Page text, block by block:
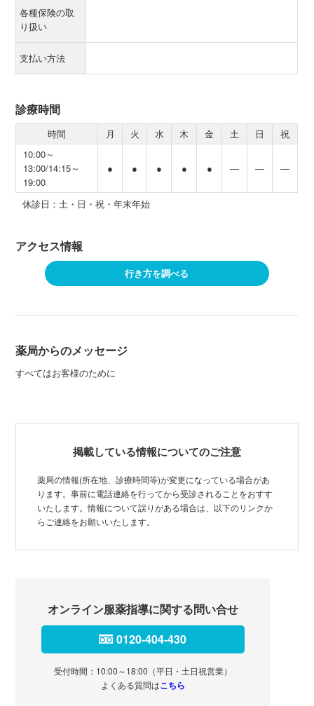
各種保険の取
り扱い
支払い方法
診療時間
時間 月 火 水 木 金 土 日
祝
10:00～
13:00/14:15～
19:00
● ● ● ● ● ― ― ―
休診日：土・日・祝・年末年始
アクセス情報
行き方を調べる
薬局からのメッセージ
すべてはお客様のために
掲載している情報についてのご注意
薬局の情報(所在地、診療時間等)が変更になっている場合があ
ります。事前に電話連絡を行ってから受診されることをおすす
いたします。情報について誤りがある場合は、以下のリンクか
らご連絡をお願いいたします。
オンライン服薬指導に関する問い合せ
0120-404-430
受付時間：10:00～18:00（平日・土日祝営業）
よくある質問はこちら